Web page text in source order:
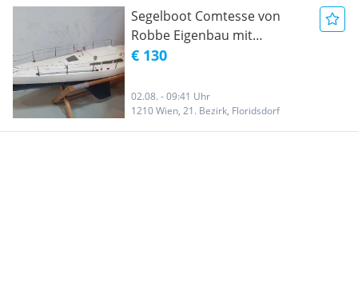
Segelboot Comtesse von
Robbe Eigenbau mit
Fernbedienung FIXPREIS
€ 130
02.08. - 09:41 Uhr
1210 Wien, 21. Bezirk, Floridsdorf